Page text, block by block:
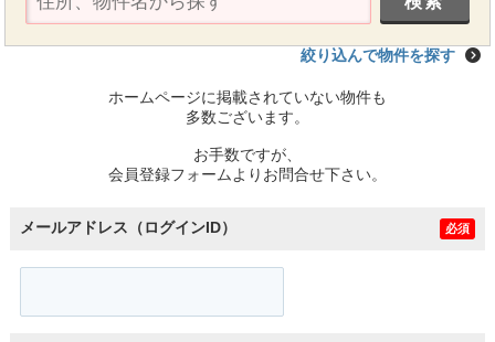
絞り込んで物件を探す
ホームページに掲載されていない物件も
多数ございます。
お手数ですが、
会員登録フォームよりお問合せ下さい。
メールアドレス（ログインID） 必須